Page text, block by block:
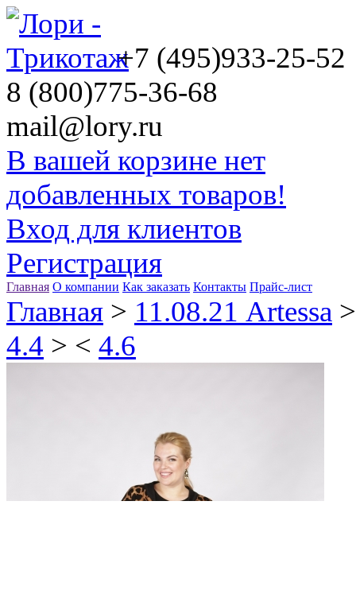
+7 (495)933-25-52
8 (800)775-36-68
mail@lory.ru
В вашей корзине нет
добавленных товаров!
Вход для клиентов
Регистрация
Главная О компании Как заказать Контакты Прайс-лист
Главная > 11.08.21 Artessa
4.4 > < 4.6